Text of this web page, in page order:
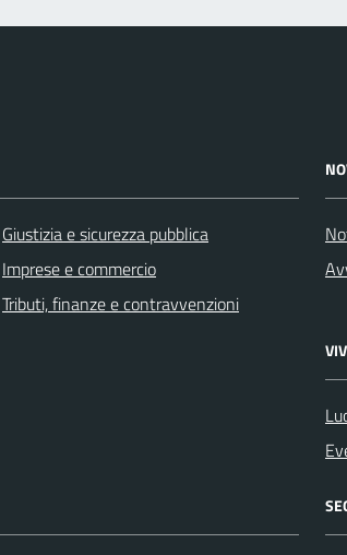
Giustizia e sicurezza pubblica
Imprese e commercio
Tributi, finanze e contravvenzioni